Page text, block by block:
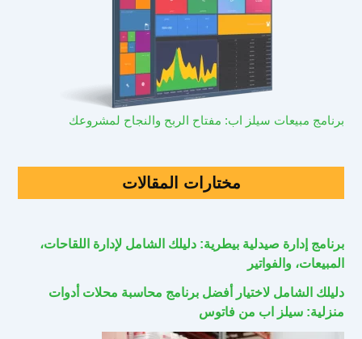
برنامج مبيعات سيلز اب: مفتاح الربح والنجاح لمشروعك
مختارات المقالات
برنامج إدارة صيدلية بيطرية: دليلك الشامل لإدارة اللقاحات،
المبيعات، والفواتير
دليلك الشامل لاختيار أفضل برنامج محاسبة محلات أدوات
منزلية: سيلز اب من فاتوس